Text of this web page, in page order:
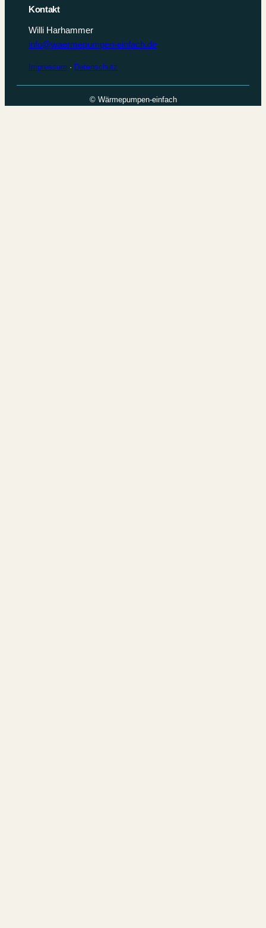
Kontakt
Willi Harhammer
info@waermepumpen-einfach.de
Impressum · Datenschutz
© Wärmepumpen-einfach